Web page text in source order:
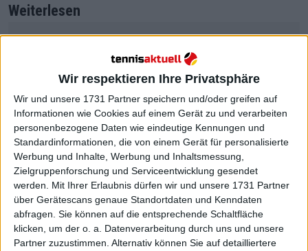
Wir respektieren Ihre Privatsphäre
Wir und unsere 1731 Partner speichern und/oder greifen auf
Informationen wie Cookies auf einem Gerät zu und verarbeiten
personenbezogene Daten wie eindeutige Kennungen und
Standardinformationen, die von einem Gerät für personalisierte
Werbung und Inhalte, Werbung und Inhaltsmessung,
Zielgruppenforschung und Serviceentwicklung gesendet
werden. Mit Ihrer Erlaubnis dürfen wir und unsere 1731 Partner
über Gerätescans genaue Standortdaten und Kenndaten
abfragen. Sie können auf die entsprechende Schaltfläche
klicken, um der o. a. Datenverarbeitung durch uns und unsere
Partner zuzustimmen. Alternativ können Sie auf detailliertere
Weiterlesen
MATCH REPORT | 2023 WTA
FINALS Doppel: Laura SIEGEMUND
y Vera ZVONAREVA holen sich
den Titel nach einem souveränen
Sieg über Nicole MELICHAR y
Ellen PEREZ
Am Ende gewann Swiatek das Turnier ohne
Satzverlust, gewann alle ihre Vorrundenspiele und
eliminierte Sabalenka im Halbfinale mit 6:3, 6:2, bevor
sie Jessica Pegula im Finale mit 6:1, 6:0 besiegte.
Damit geht sie nun in ihre 76. Woche als
Weltranglistenerste und hat sich zum zweiten Mal in